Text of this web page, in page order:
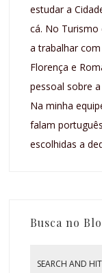
estudar a
cá. No Turismo
a trabalhar
Florença e
pessoal sobre
Na minha
falam
escolhidas a
Busca no